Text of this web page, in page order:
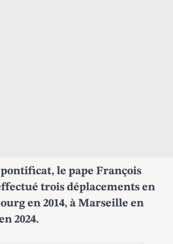
pontificat, le pape François
trois déplacements en
en 2014, à Marseille en
2024.